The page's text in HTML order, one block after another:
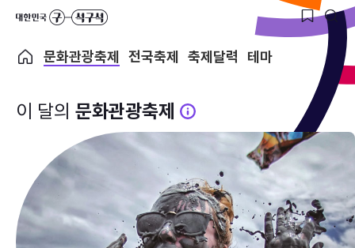
문화관광축제 전국축제 축제달력 테마
이 달의 문화관광축제